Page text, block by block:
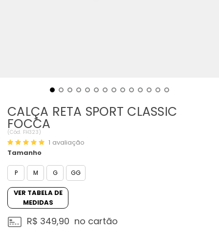
CALÇA RETA SPORT CLASSIC
FOCCA
(Cód. FH323 )
1 avaliação
Tamanho
P M G GG
VER TABELA DE
MEDIDAS
R$ 349,90 no cartão